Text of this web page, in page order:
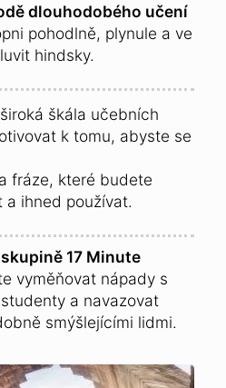
dlouhodobého učení
pohodlně, plynule a ve
hindsky.
škála učebních
k tomu, abyste se
fráze, které budete
ihned používat.
17 Minute
vyměňovat nápady s
a navazovat
smýšlejícími lidmi.